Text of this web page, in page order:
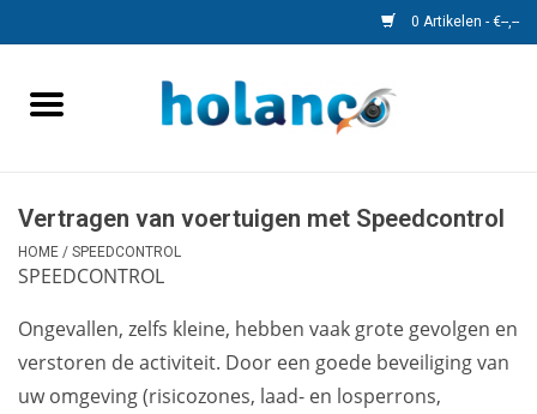
0 Artikelen - €--,--
Home
Camera's
Kabels
Speedcontrol
Vertragen van voertuigen met Speedcontrol
HOME / SPEEDCONTROL
SPEEDCONTROL
Ongevallen, zelfs kleine, hebben vaak grote gevolgen en
verstoren de activiteit. Door een goede beveiliging van
uw omgeving (risicozones, laad- en losperrons,